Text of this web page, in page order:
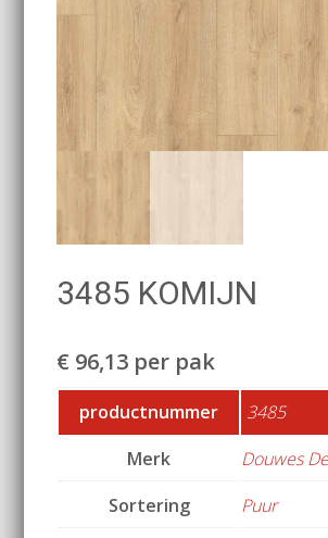
3485 KOMIJN
€ 96,13 per pak
productnummer
3485
Merk
Douwes
Sortering
Puur